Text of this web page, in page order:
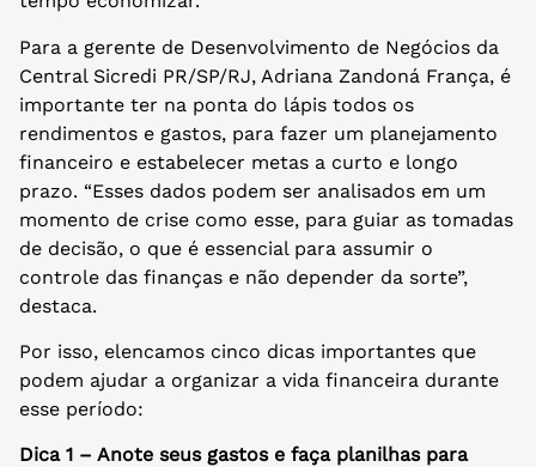
Para a gerente de Desenvolvimento de Negócios da
Central Sicredi PR/SP/RJ, Adriana Zandoná França, é
importante ter na ponta do lápis todos os
rendimentos e gastos, para fazer um planejamento
financeiro e estabelecer metas a curto e longo
prazo. “Esses dados podem ser analisados em um
momento de crise como esse, para guiar as tomadas
de decisão, o que é essencial para assumir o
controle das finanças e não depender da sorte”,
destaca.
Por isso, elencamos cinco dicas importantes que
podem ajudar a organizar a vida financeira durante
esse período:
Dica 1 – Anote seus gastos e faça planilhas para